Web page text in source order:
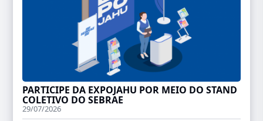
PARTICIPE DA EXPOJAHU POR MEIO DO STAND
COLETIVO DO SEBRAE
29/07/2026